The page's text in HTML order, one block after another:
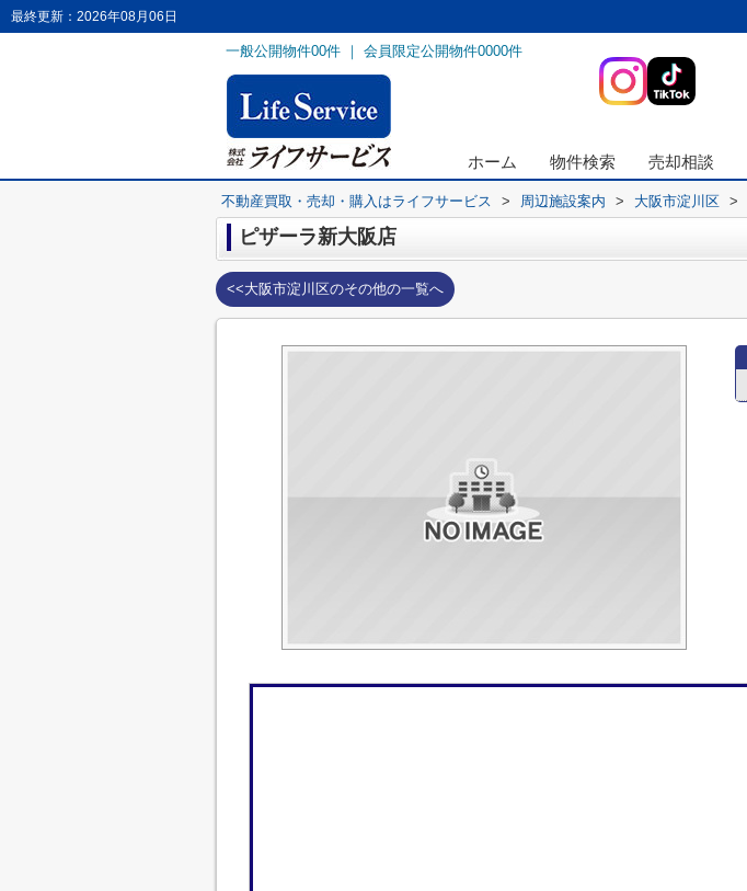
最終更新：2026年08月06日
一般公開物件00件 ｜ 会員限定公開物件0000件
ホーム 物件検索 売却相談
不動産買取・売却・購入はライフサービス > 周辺施設案内 > 大阪市淀川区 >
ピザーラ新大阪店
<<大阪市淀川区のその他の一覧へ